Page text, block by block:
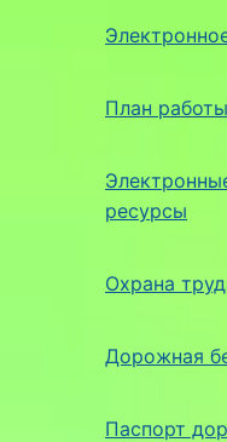
План
ресурсы
Охрана
Дорожная
Паспорт